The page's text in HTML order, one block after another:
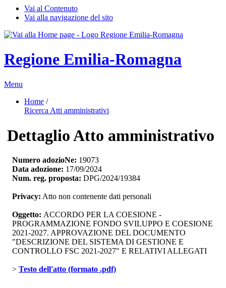
Vai al Contenuto
Vai alla navigazione del sito
Regione Emilia-Romagna
Menu
Home /
Ricerca Atti amministrativi
Dettaglio Atto amministrativo
Numero adozioNe: 19073
Data adozione: 17/09/2024
Num. reg. proposta: DPG/2024/19384
Privacy: Atto non contenente dati personali
Oggetto: ACCORDO PER LA COESIONE -
PROGRAMMAZIONE FONDO SVILUPPO E COESIONE
2021-2027. APPROVAZIONE DEL DOCUMENTO
"DESCRIZIONE DEL SISTEMA DI GESTIONE E
CONTROLLO FSC 2021-2027" E RELATIVI ALLEGATI
> Testo dell'atto (formato .pdf)